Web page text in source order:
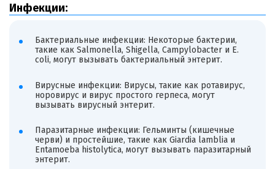
Инфекции:
Бактериальные инфекции: Некоторые бактерии,
такие как Salmonella, Shigella, Campylobacter и E.
coli, могут вызывать бактериальный энтерит.
Вирусные инфекции: Вирусы, такие как ротавирус,
норовирус и вирус простого герпеса, могут
вызывать вирусный энтерит.
Паразитарные инфекции: Гельминты (кишечные
черви) и простейшие, такие как Giardia lamblia и
Entamoeba histolytica, могут вызывать паразитарный
энтерит.